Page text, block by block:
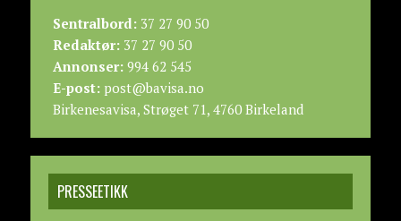
Sentralbord:37 27 90 50
Redaktør:37 27 90 50
Annonser:994 62 545
E-post:post@bavisa.no
Birkenesavisa, Strøget 71, 4760 Birkeland
PRESSEETIKK